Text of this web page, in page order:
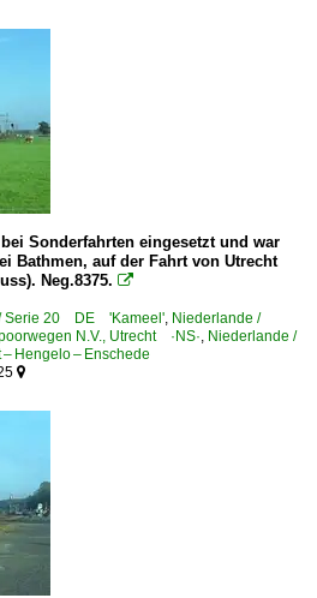
Sonderfahrten eingesetzt und war
Bathmen, auf der Fahrt von Utrecht
Neg.8375. 
/ Serie 20 DE 'Kameel', Niederlande /
N.V., Utrecht ·NS·, Niederlande /
Hengelo – Enschede
